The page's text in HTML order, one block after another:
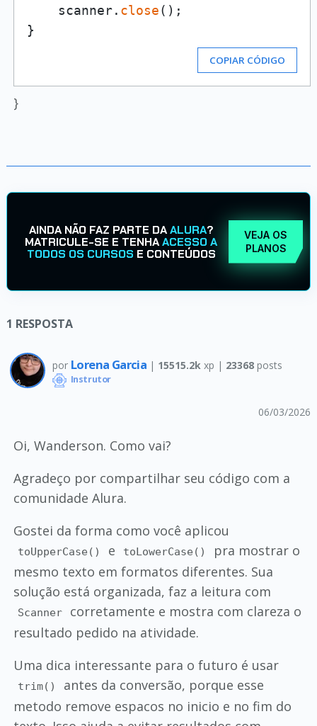
    scanner.
close();
COPIAR CÓDIGO
}
AINDA NÃO FAZ PARTE DAALURA?
MATRICULE-SE E TENHAACESSO A
TODOS OS CURSOS E CONTEÚDOS
VEJA OS
PLANOS
1 RESPOSTA
por Lorena Garcia | 15515.2k xp | 23368posts
Instrutor
06/03/2026
Oi, Wanderson. Como vai?
Agradeço por compartilhar seu código com a
comunidade Alura.
Gostei da forma como você aplicou
toUpperCase() e toLowerCase()
pra mostrar o
mesmo texto em formatos diferentes. Sua
solução está organizada, faz a leitura com
Scanner
corretamente e mostra com clareza o
resultado pedido na atividade.
Uma dica interessante para o futuro é usar
trim()
antes da conversão, porque esse
metodo remove espacos no inicio e no fim do